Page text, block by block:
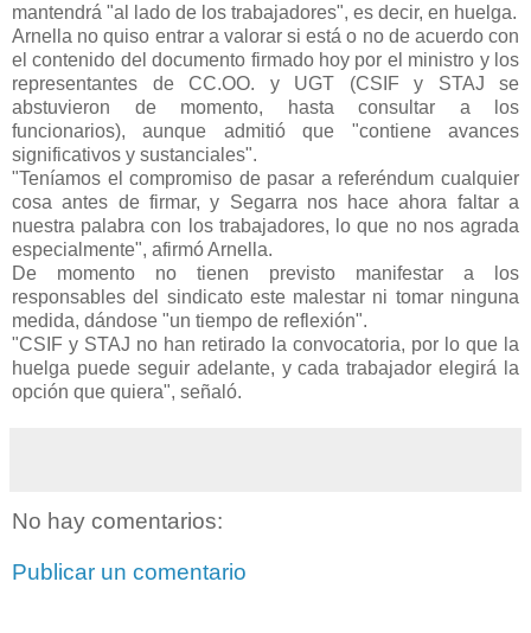
mantendrá "al lado de los trabajadores", es decir, en huelga.
Arnella no quiso entrar a valorar si está o no de acuerdo con
el contenido del documento firmado hoy por el ministro y los
representantes de CC.OO. y UGT (CSIF y STAJ se
abstuvieron de momento, hasta consultar a los
funcionarios), aunque admitió que "contiene avances
significativos y sustanciales".
"Teníamos el compromiso de pasar a referéndum cualquier
cosa antes de firmar, y Segarra nos hace ahora faltar a
nuestra palabra con los trabajadores, lo que no nos agrada
especialmente", afirmó Arnella.
De momento no tienen previsto manifestar a los
responsables del sindicato este malestar ni tomar ninguna
medida, dándose "un tiempo de reflexión".
"CSIF y STAJ no han retirado la convocatoria, por lo que la
huelga puede seguir adelante, y cada trabajador elegirá la
opción que quiera", señaló.
No hay comentarios:
Publicar un comentario